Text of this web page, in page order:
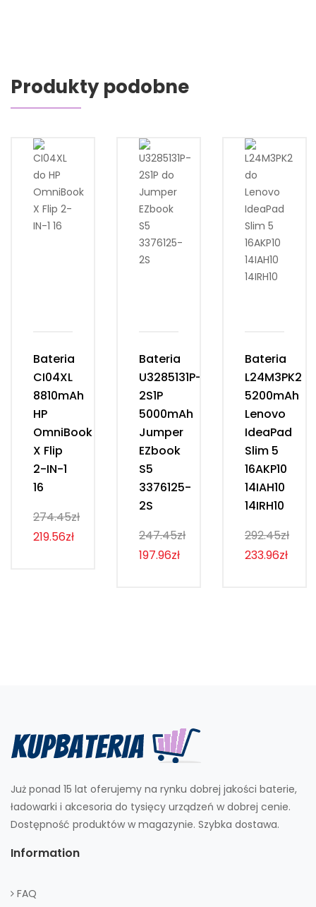
Produkty podobne
Bateria
CI04XL
8810mAh
HP
OmniBook
X Flip
2-IN-1
16
274.45zł
219.56zł
Bateria
U3285131P-
2S1P
5000mAh
Jumper
EZbook
S5
3376125-
2S
247.45zł
197.96zł
Bateria
L24M3PK2
5200mAh
Lenovo
IdeaPad
Slim 5
16AKP10
14IAH10
14IRH10
292.45zł
233.96zł
Już ponad 15 lat oferujemy na rynku dobrej jakości baterie,
ładowarki i akcesoria do tysięcy urządzeń w dobrej cenie.
Dostępność produktów w magazynie. Szybka dostawa.
Information
FAQ